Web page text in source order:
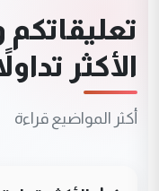
الأكثر
أكثر المواضيع قراءة